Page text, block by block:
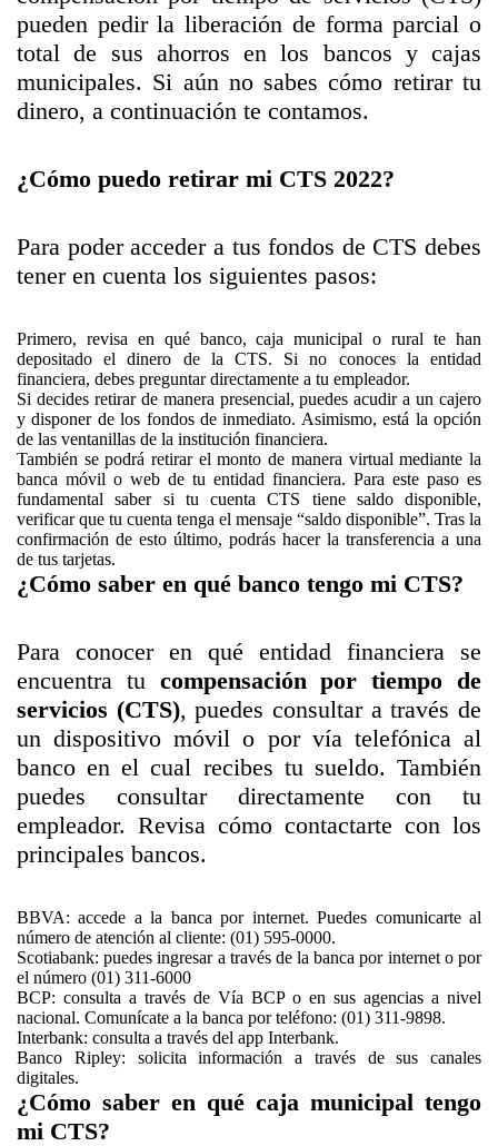
pueden pedir la liberación de forma parcial o
total de sus ahorros en los bancos y cajas
municipales. Si aún no sabes cómo retirar tu
dinero, a continuación te contamos.
¿Cómo puedo retirar mi CTS 2022?
Para poder acceder a tus fondos de CTS debes
tener en cuenta los siguientes pasos:
Primero, revisa en qué banco, caja municipal o rural te han
depositado el dinero de la CTS. Si no conoces la entidad
financiera, debes preguntar directamente a tu empleador.
Si decides retirar de manera presencial, puedes acudir a un cajero
y disponer de los fondos de inmediato. Asimismo, está la opción
de las ventanillas de la institución financiera.
También se podrá retirar el monto de manera virtual mediante la
banca móvil o web de tu entidad financiera. Para este paso es
fundamental saber si tu cuenta CTS tiene saldo disponible,
verificar que tu cuenta tenga el mensaje “saldo disponible”. Tras la
confirmación de esto último, podrás hacer la transferencia a una
de tus tarjetas.
¿Cómo saber en qué banco tengo mi CTS?
Para conocer en qué entidad financiera se
encuentra tucompensación por tiempo de
servicios (CTS), puedes consultar a través de
un dispositivo móvil o por vía telefónica al
banco en el cual recibes tu sueldo. También
puedes consultar directamente con tu
empleador. Revisa cómo contactarte con los
principales bancos.
BBVA: accede ala banca por internet. Puedes comunicarte al
número de atención al cliente: (01) 595-0000.
Scotiabank: puedes ingresar a través de la banca por interneto por
el número (01) 311-6000
BCP: consulta a través de Vía BCPo en sus agencias a nivel
nacional. Comunícate a la banca por teléfono: (01) 311-9898.
Interbank: consulta a través del app Interbank.
Banco Ripley: solicita información a través de sus canales
digitales.
¿Cómo saber en qué caja municipal tengo
mi CTS?